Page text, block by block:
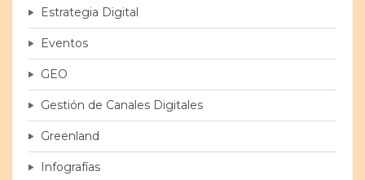
Estrategia Digital
Eventos
GEO
Gestión de Canales Digitales
Greenland
Infografías